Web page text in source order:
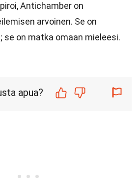
Antichamber on
arvoinen. Se on
se on matka omaan mieleesi.
apua?